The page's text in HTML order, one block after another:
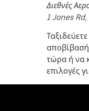
ημερολόγιο.
Διεθνές
1 Jones
αποβίβασή
τώρα ή να
επιλογές